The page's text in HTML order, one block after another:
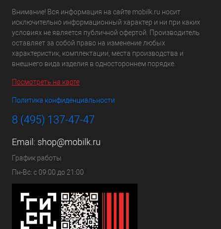
Внимание! Вся информация на сайте mobilk.ru носит
исключительно информационный характер и ни при каких
условиях не является публичной офертой. Производитель
оставляет за собой право на изменение любых
характеристик, комплектации, места производства и
внешнего вида изделия в одностороннем порядке.
Посмотреть на карте
Политика конфиденциальности
8 (495) 137-47-47
Email: shop@mobilk.ru
График работы
Пн-Вс: с 09:00 до 21:00